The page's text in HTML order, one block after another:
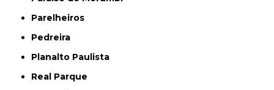
Parelheiros
Pedreira
Planalto Paulista
Real Parque